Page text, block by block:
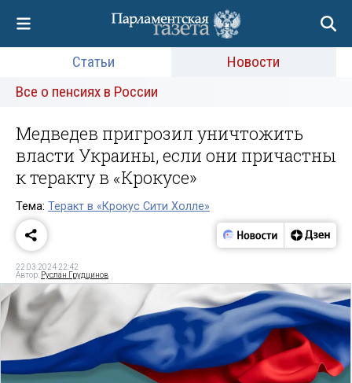
Статьи
Новости
Все о пенсиях в России
Медведев пригрозил уничтожить
власти Украины, если они причастны
к теракту в «Крокусе»
Тема: Теракт в «Крокус Сити Холле»
22.03.2024 22:42
Автор: Руслан Грудцинов